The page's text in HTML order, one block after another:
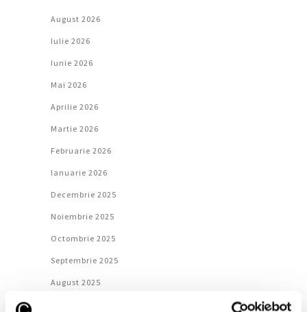
August 2026
Iulie 2026
Iunie 2026
Mai 2026
Aprilie 2026
Martie 2026
Februarie 2026
Ianuarie 2026
Decembrie 2025
Noiembrie 2025
Octombrie 2025
Septembrie 2025
August 2025